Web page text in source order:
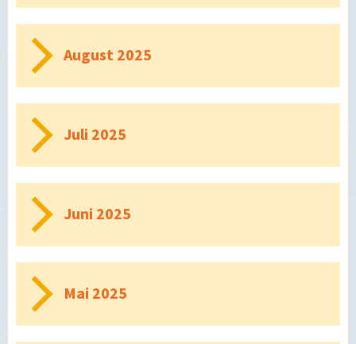
August 2025
Juli 2025
Juni 2025
Mai 2025